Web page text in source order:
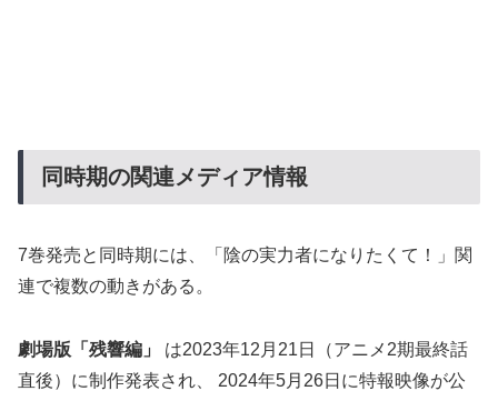
同時期の関連メディア情報
7巻発売と同時期には、「陰の実力者になりたくて！」関
連で複数の動きがある。
劇場版「残響編」
は2023年12月21日（アニメ2期最終話
直後）に制作発表され、 2024年5月26日に特報映像が公